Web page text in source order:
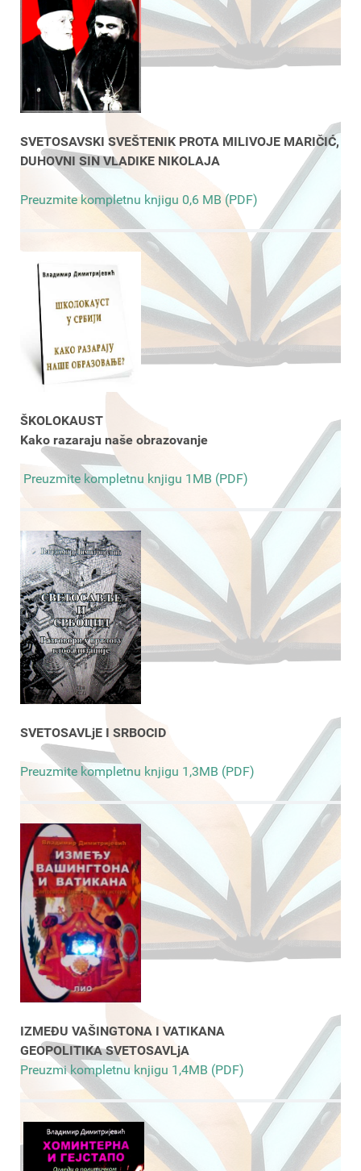
SVETOSAVSKI SVEŠTENIK PROTA MILIVOJE MARIČIĆ,
DUHOVNI SIN VLADIKE NIKOLAJA
Preuzmite kompletnu knjigu 0,6 MB (PDF)
ŠKOLOKAUST
Kako razaraju naše obrazovanje
Preuzmite kompletnu knjigu 1MB (PDF)
SVETOSAVLjE I SRBOCID
Preuzmite kompletnu knjigu 1,3MB (PDF)
IZMEĐU VAŠINGTONA I VATIKANA
GEOPOLITIKA SVETOSAVLjA
Preuzmi kompletnu knjigu 1,4MB (PDF)